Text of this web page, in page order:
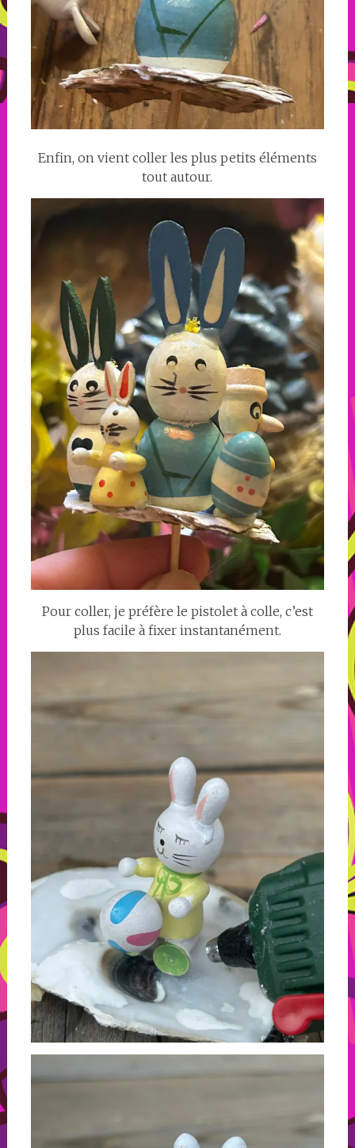
Enfin, on vient coller les plus petits éléments
tout autour.
Pour coller, je préfère le pistolet à colle, c’est
plus facile à fixer instantanément.